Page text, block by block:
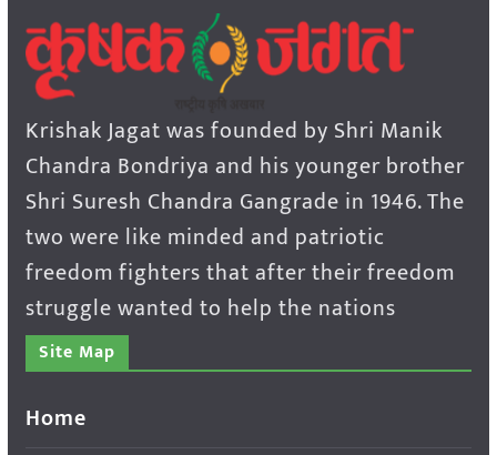
Krishak Jagat was founded by Shri Manik
Chandra Bondriya and his younger brother
Shri Suresh Chandra Gangrade in 1946. The
two were like minded and patriotic
freedom fighters that after their freedom
struggle wanted to help the nations
Site Map
Home